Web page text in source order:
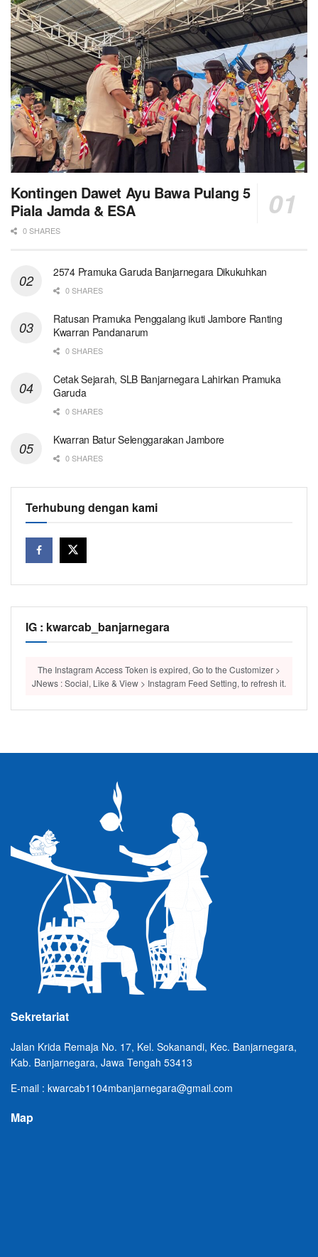
Kontingen Dawet Ayu Bawa Pulang 5
Piala Jamda & ESA
0 SHARES
2574 Pramuka Garuda Banjarnegara Dikukuhkan
0 SHARES
Ratusan Pramuka Penggalang ikuti Jambore Ranting
Kwarran Pandanarum
0 SHARES
Cetak Sejarah, SLB Banjarnegara Lahirkan Pramuka
Garuda
0 SHARES
Kwarran Batur Selenggarakan Jambore
0 SHARES
Terhubung dengan kami
IG : kwarcab_banjarnegara
The Instagram Access Token is expired, Go to the Customizer >
JNews : Social, Like & View > Instagram Feed Setting, to refresh it.
Sekretariat
Jalan Krida Remaja No. 17, Kel. Sokanandi, Kec. Banjarnegara,
Kab. Banjarnegara, Jawa Tengah 53413
E-mail : kwarcab1104mbanjarnegara@gmail.com
Map